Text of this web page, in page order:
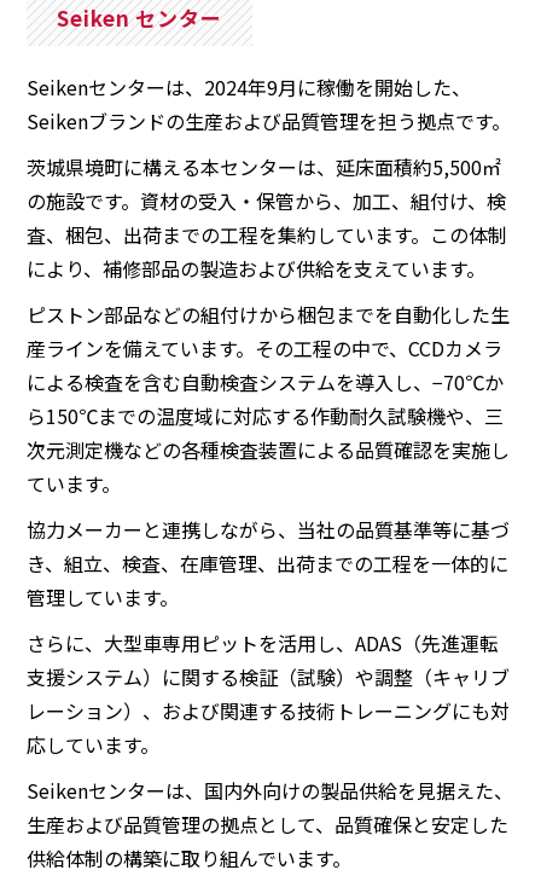
Seiken センター
Seikenセンターは、2024年9月に稼働を開始した、
Seikenブランドの生産および品質管理を担う拠点です。
茨城県境町に構える本センターは、延床面積約5,500㎡
の施設です。資材の受入・保管から、加工、組付け、検
査、梱包、出荷までの工程を集約しています。この体制
により、補修部品の製造および供給を支えています。
ピストン部品などの組付けから梱包までを自動化した生
産ラインを備えています。その工程の中で、CCDカメラ
による検査を含む自動検査システムを導入し、−70℃か
ら150℃までの温度域に対応する作動耐久試験機や、三
次元測定機などの各種検査装置による品質確認を実施し
ています。
協力メーカーと連携しながら、当社の品質基準等に基づ
き、組立、検査、在庫管理、出荷までの工程を一体的に
管理しています。
さらに、大型車専用ピットを活用し、ADAS（先進運転
支援システム）に関する検証（試験）や調整（キャリブ
レーション）、および関連する技術トレーニングにも対
応しています。
Seikenセンターは、国内外向けの製品供給を見据えた、
生産および品質管理の拠点として、品質確保と安定した
供給体制の構築に取り組んでいます。